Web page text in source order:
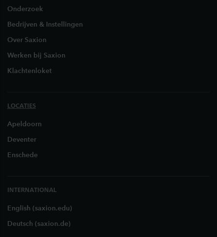
Onderzoek
Bedrijven & Instellingen
Over Saxion
Werken bij Saxion
Klachtenloket
LOCATIES
Apeldoorn
Deventer
Enschede
INTERNATIONAL
English (saxion.edu)
Deutsch (saxion.de)